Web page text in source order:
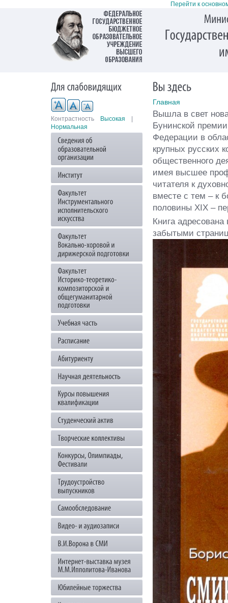
Перейти к
Контрастность Высокая
Нормальная
Главная
Вышла в свет
Бунинской
Федерации в
крупных русских
общественного
имея высшее
читателя к
вместе с тем – к
половины XIX –
Книга
забытыми